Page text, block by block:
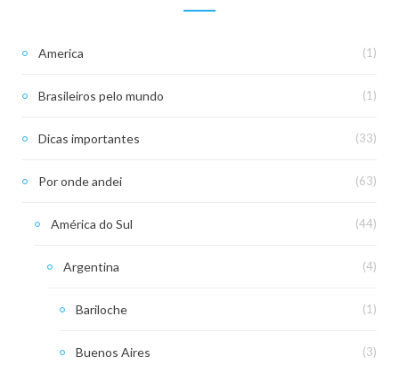
America (1)
Brasileiros pelo mundo (1)
Dicas importantes (33)
Por onde andei (63)
América do Sul (44)
Argentina (4)
Bariloche (1)
Buenos Aires (3)